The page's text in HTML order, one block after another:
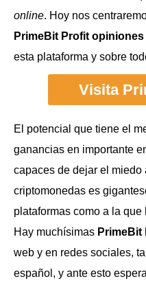
online. Hoy nos
PrimeBit Profit opiniones
esta plataforma y sobre
Visita
El potencial que tiene el
ganancias en importante
capaces de dejar el miedo
criptomonedas es
plataformas como a la
Hay muchísimas
web y en redes sociales,
español, y ante esto